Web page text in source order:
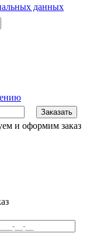
данных
Заказать
и оформим заказ